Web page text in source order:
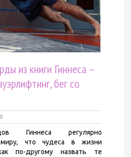
из книги Гиннеса –
бег со
Гиннеса регулярно
миру, что чудеса в жизни
по-другому назвать те